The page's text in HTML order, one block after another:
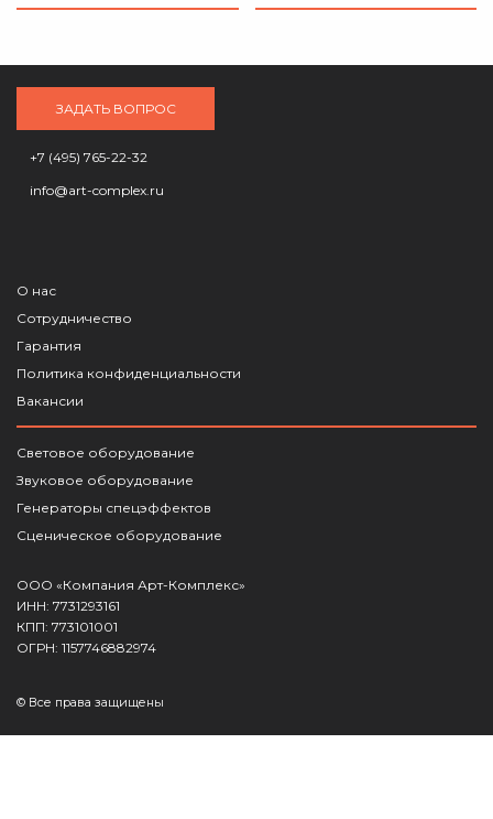
ЗАДАТЬ ВОПРОС
+7 (495) 765-22-32
info@art-complex.ru
О нас
Сотрудничество
Гарантия
Политика конфиденциальности
Вакансии
Световое оборудование
Звуковое оборудование
Генераторы спецэффектов
Сценическое оборудование
ООО «Компания Арт-Комплекс»
ИНН: 7731293161
КПП: 773101001
ОГРН: 1157746882974
© Все права защищены